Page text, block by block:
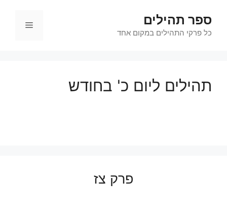
לתוכןספר תהילים
כל פרקי התהילים במקום אחד
תפריט
תהילים ליום כ' בחודש
פרק צז